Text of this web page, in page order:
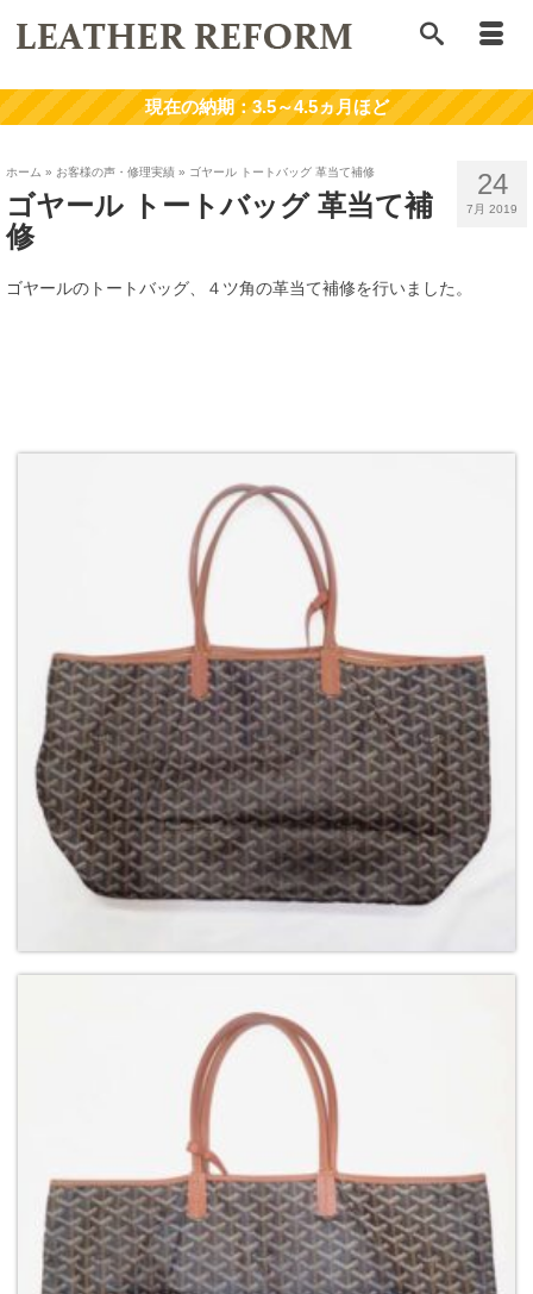
24
7月 2019
ホーム » お客様の声・修理実績 » ゴヤール トートバッグ 革当て補修
ゴヤール トートバッグ 革当て補
修
ゴヤールのトートバッグ、４ツ角の革当て補修を行いました。